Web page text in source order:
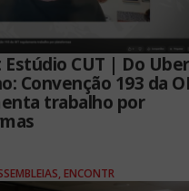
Estúdio CUT | Do Uber
Convenção 193 da
trabalho por
ENCONTR